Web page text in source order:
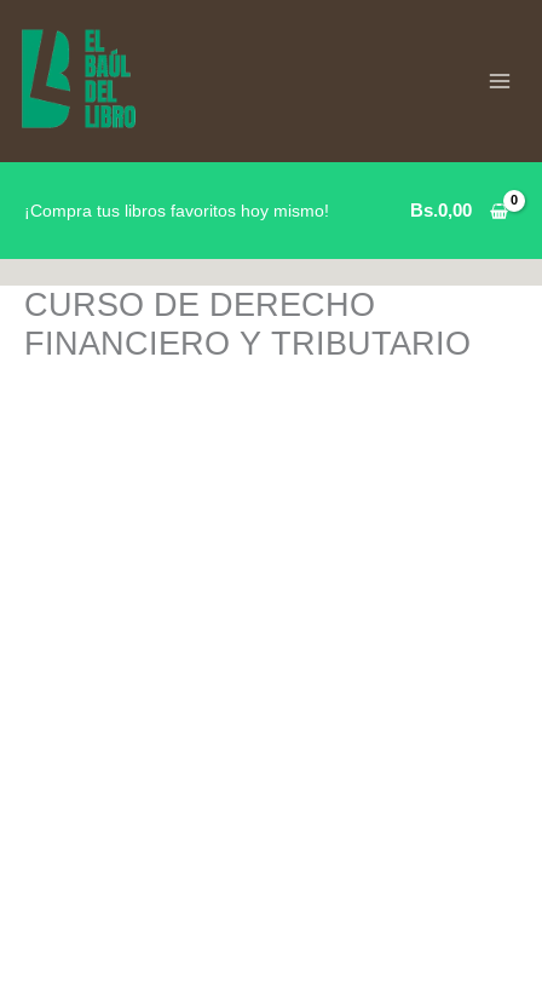
contenido
¡Compra tus libros favoritos hoy mismo! Bs.0,00
CURSO DE DERECHO
FINANCIERO Y TRIBUTARIO